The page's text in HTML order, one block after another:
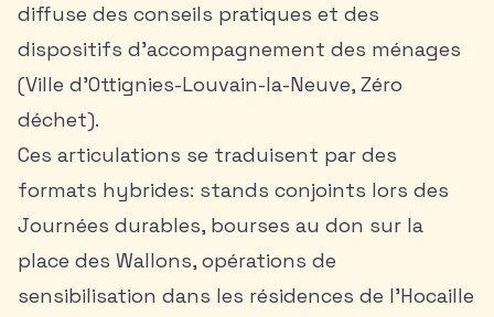
diffuse des conseils pratiques et des
dispositifs d’accompagnement des ménages
(Ville d’Ottignies-Louvain-la-Neuve, Zéro
déchet).
Ces articulations se traduisent par des
formats hybrides: stands conjoints lors des
Journées durables, bourses au don sur la
place des Wallons, opérations de
sensibilisation dans les résidences de l’Hocaille